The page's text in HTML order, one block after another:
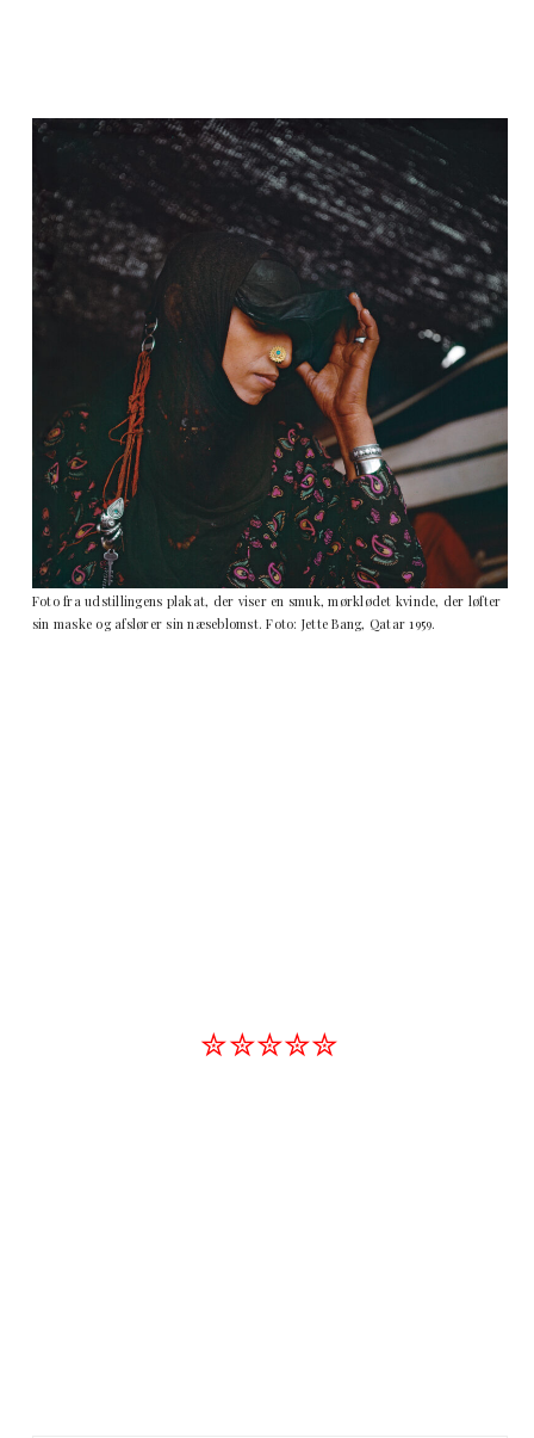
Foto fra udstillingens plakat, der viser en smuk, mørklødet kvinde, der løfter
sin maske og afslører sin næseblomst. Foto: Jette Bang, Qatar 1959.
✮✮✮✮✮